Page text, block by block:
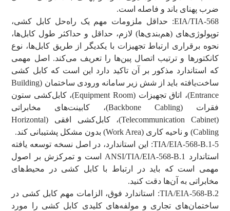
ضرب پهنای باند و فاصله است.
EIA/TIA-568: حداقل ملزومات مهم یک راه‌حل کابل کشی،
توپولوژی‌های (هم‌بندی‌ها) لازم، حداقل و حداکثر طول کابل‌ها،
نحوه برقراری ارتباط تجهیزات با یکدیگر از طریق کابل‌ها، نوع
کانکتورها و ترتیب اتصال پین‌ها را تعریف می‌کند. اصل مهمی
که استاندارد مذکور بر آن تاکید دارد این است که کابل کشی
ساخت‌یافته باید از شش زیر سامانه ورودی ساختمان (Building
Entrance)، اتاق تجهیزات (Equipment Room)، کابل‌کشی ستون
فقرات (Backbone Cabling)، کابینت‌های مخابراتی
(Telecommunication Cabinet)، کابل‌کشی افقی (Horizontal
Cabling) و ناحیه کاری (Work Area) بدون مشکل پشتیبانی کند.
TIA/EIA-568-B.1-5: این استاندارد، در اصل نسخه توسعه یافته
استاندارد ANSI/TIA/EIA-568-B.1 است و تمرکزش بر اصول
مهمی است که باید در ارتباط با کابل کشی در محیط‌های
مخابراتی به آن‌ها دقت کنید.
TIA/EIA-568-B.2: استاندارد فوق، الزامات مهم کابل کشی در
ساختمان‌های تجاری و مولفه‌های کلیدی کابل کشی را مورد